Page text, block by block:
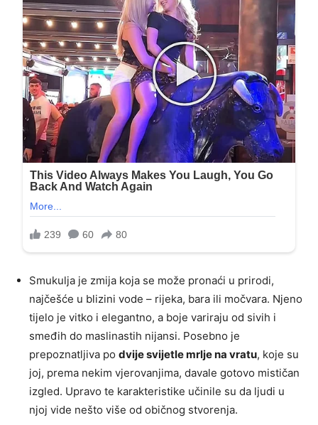
Smukulja je zmija koja se može pronaći u prirodi,
najčešće u blizini vode – rijeka, bara ili močvara. Njeno
tijelo je vitko i elegantno, a boje variraju od sivih i
smeđih do maslinastih nijansi. Posebno je
prepoznatljiva po dvije svijetle mrlje na vratu, koje su
joj, prema nekim vjerovanjima, davale gotovo mističan
izgled. Upravo te karakteristike učinile su da ljudi u
njoj vide nešto više od običnog stvorenja.